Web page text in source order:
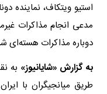
استیو ویتکاف، نماینده
مدعی انجام مذاکرات
دوباره مذاکرات هسته‌ای
به گزارش «شایانیوز» به
طریق میانجیگران با